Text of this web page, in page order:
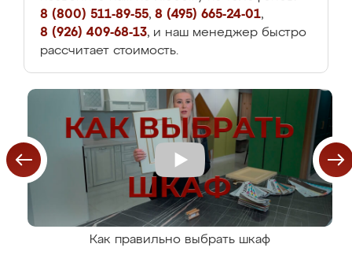
8 (800) 511-89-55, 8 (495) 665-24-01,
8 (926) 409-68-13, и наш менеджер быстро
рассчитает стоимость.
Как правильно выбрать шкаф